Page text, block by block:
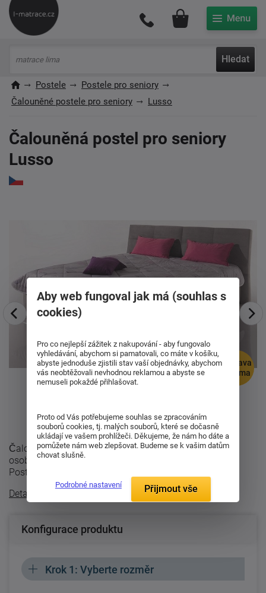
Hledat
Můj účet
Postele
Postele pro seniory
Čalouněné postele pro seniory
Lusso
Čalouněná postel pro seniory
Lusso
doprava
zdarma
Čalouněná postel Lusso elegantního vzhledu, vyniká
osobitým a pečlivým zpracováním řady Top exklusive.
Postel je možné vybrat z několika ...
Detailní popis
Konfigurace produktu
Krok 1: Vyberte rozměr
Aby web fungoval jak má (souhlas s
cookies)
Pro co nejlepší zážitek z nakupování - aby fungovalo
vyhledávání, abychom si pamatovali, co máte v košíku,
abyste jednoduše zjistili stav vaší objednávky, abychom
vás neobtěžovali nevhodnou reklamou a abyste se
nemuseli pokaždé přihlašovat.
Proto od Vás potřebujeme souhlas se zpracováním
souborů cookies, tj. malých souborů, které se dočasně
ukládají ve vašem prohlížeči. Děkujeme, že nám ho dáte a
pomůžete nám web zlepšovat. Budeme se k vašim datům
chovat slušně.
Podrobné nastavení Přijmout vše